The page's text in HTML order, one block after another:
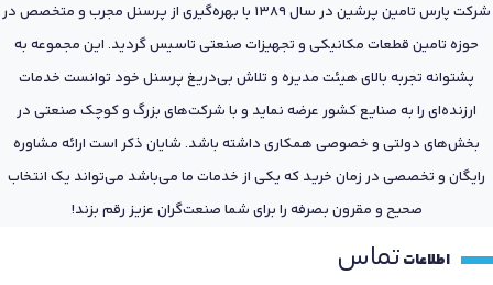
شرکت پارس تامین پرشین در سال 1389 با بهره‌گیری از پرسنل مجرب و متخصص در
حوزه تامین قطعات مکانیکی و تجهیزات صنعتی تاسیس گردید. این مجموعه به
پشتوانه تجربه بالای هیئت مدیره و تلاش بی‌دریغ پرسنل خود توانست خدمات
ارزنده‌ای را به صنایع کشور عرضه نماید و با شرکت‌های بزرگ و کوچک صنعتی در
بخش‌های دولتی و خصوصی همکاری داشته باشد. شایان ذکر است ارائه مشاوره
رایگان و تخصصی در زمان خرید که یکی از خدمات ما می‌باشد می‌تواند یک انتخاب
صحیح و مقرون بصرفه را برای شما صنعت‌گران عزیز رقم بزند!
اطلاعاتتماس